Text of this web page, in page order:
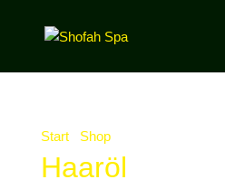
Start/ Shop/ Produkte
Haaröl